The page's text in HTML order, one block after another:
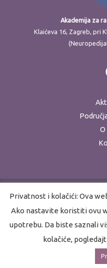
Akademija za
Klaićeva 16, Zagreb, pri
O
Copyright © 2026
Pravila
Privatnost i kolačići: Ova
Ako nastavite koristiti ovu
upotrebu. Da biste saznali
kolačiće,